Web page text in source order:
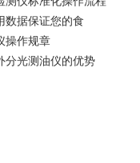
数据保证您的食
操作规章
分光测油仪的优势